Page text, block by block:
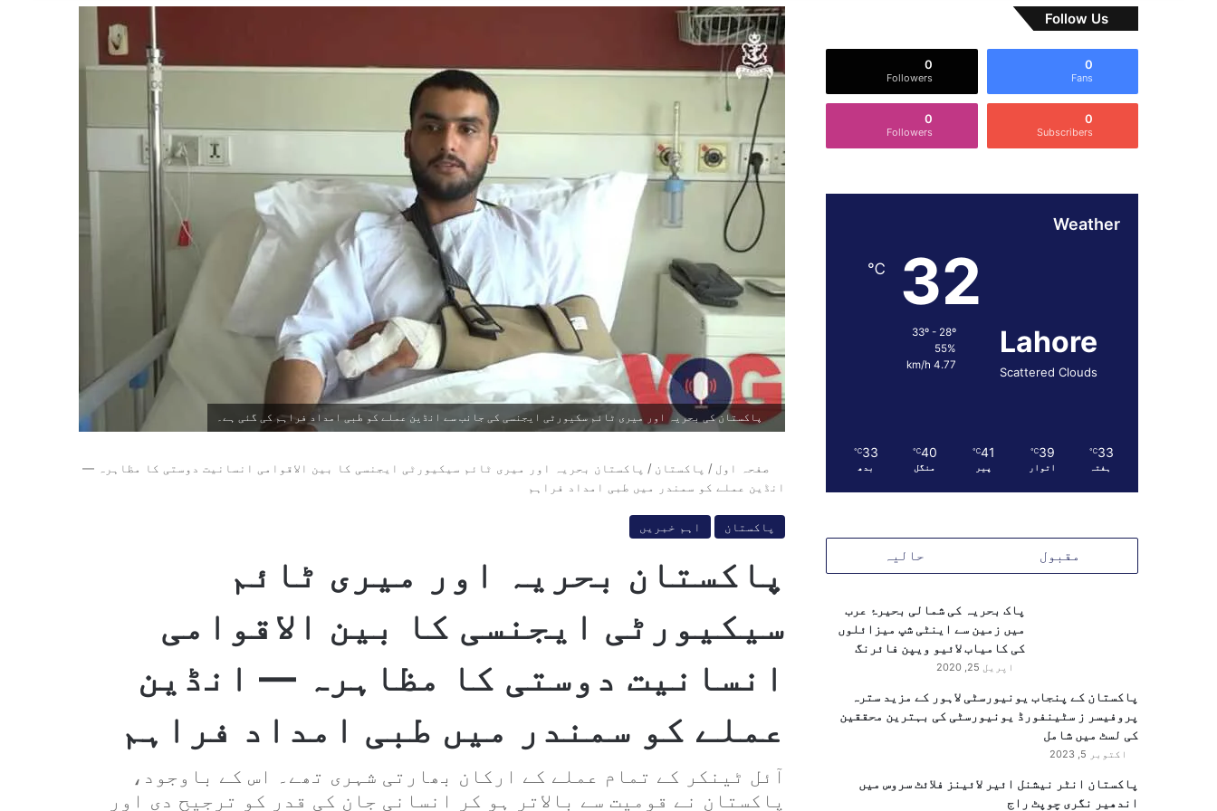
پاکستان کی بحریہ اور میری ٹائم سکیورٹی ایجنسی کی جانب سے انڈین عملے کو طبی امداد فراہم کی گئی ہے۔
صفحہ اول / پاکستان / پاکستان بحریہ اور میری ٹائم سیکیورٹی ایجنسی کا بین الاقوامی انسانیت دوستی کا مظاہرہ —
انڈین عملے کو سمندر میں طبی امداد فراہم
پاکستان اہم خبریں
پاکستان بحریہ اور میری ٹائم
سیکیورٹی ایجنسی کا بین الاقوامی
انسانیت دوستی کا مظاہرہ — انڈین
عملے کو سمندر میں طبی امداد فراہم
آئل ٹینکر کے تمام عملے کے ارکان بھارتی شہری تھے۔ اس کے باوجود،
پاکستان نے قومیت سے بالاتر ہو کر انسانی جان کی قدر کو ترجیح دی اور
Follow Us
0
Fans
0
Followers
0
Subscribers
0
Followers
Weather
Lahore
Scattered Clouds
32
℃
33º - 28º
55%
4.77 km/h
33
℃
ہفتہ
39
℃
اتوار
41
℃
پیر
40
℃
منگل
33
℃
بدھ
مقبول حالیہ
پاک بحریہ کی شمالی بحیرۂ عرب
میں زمین سے اینٹی شپ میزائلوں
کی کامیاب لائیو ویپن فائرنگ
اپریل 25, 2020
پاکستان کے پنجاب یونیورسٹی لاہور کے مزید سترہ
پروفیسر ز سٹینفورڈ یونیورسٹی کی بہترین محققین
کی لسٹ میں شامل
اکتوبر 5, 2023
پاکستان انٹر نیشنل ائیر لائینز فلائٹ سروس میں
اندھیر نگری چوپٹ راج